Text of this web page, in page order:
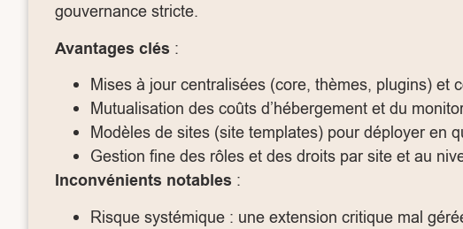
gouvernance stricte.
Avantages clés :
Mises à jour centralisées (core, thèmes, plugins) et
Mutualisation des coûts d’hébergement et du
Modèles de sites (site templates) pour déployer en
Gestion fine des rôles et des droits par site et au
Inconvénients notables :
Risque systémique : une extension critique mal